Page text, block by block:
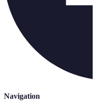
Navigation